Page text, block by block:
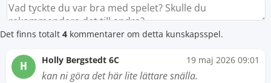
Det finns totalt 4 kommentarer om detta kunskapsspel.
H Holly Bergstedt 6C 19 maj 2026 09:01
kan ni göra det här lite lättare snälla.